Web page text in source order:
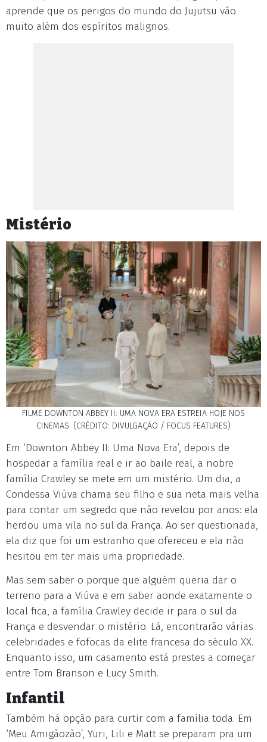
aprende que os perigos do mundo do Jujutsu vão
muito além dos espíritos malignos.
Mistério
FILME DOWNTON ABBEY II: UMA NOVA ERA ESTREIA HOJE NOS
CINEMAS. (CRÉDITO: DIVULGAÇÃO / FOCUS FEATURES)
Em ‘Downton Abbey II: Uma Nova Era’, depois de
hospedar a família real e ir ao baile real, a nobre
família Crawley se mete em um mistério. Um dia, a
Condessa Viúva chama seu filho e sua neta mais velha
para contar um segredo que não revelou por anos: ela
herdou uma vila no sul da França. Ao ser questionada,
ela diz que foi um estranho que ofereceu e ela não
hesitou em ter mais uma propriedade.
Mas sem saber o porque que alguém queria dar o
terreno para a Viúva e em saber aonde exatamente o
local fica, a família Crawley decide ir para o sul da
França e desvendar o mistério. Lá, encontrarão várias
celebridades e fofocas da elite francesa do século XX.
Enquanto isso, um casamento está prestes a começar
entre Tom Branson e Lucy Smith.
Infantil
Também há opção para curtir com a família toda. Em
‘Meu Amigãozão’, Yuri, Lili e Matt se preparam pra um